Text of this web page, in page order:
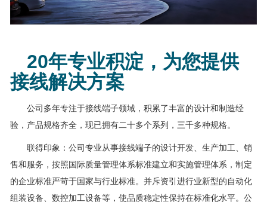
20年专业积淀，为您提供
接线解决方案
公司多年专注于接线端子领域，积累了丰富的设计和制造经
验，产品规格齐全，现已拥有二十多个系列，三千多种规格。
联得印象：公司专业从事接线端子的设计开发、生产加工、销
售和服务，按照国际质量管理体系标准建立和实施管理体系，制定
的企业标准严苛于国家与行业标准。并斥资引进行业新型的自动化
组装设备、数控加工设备等，使品质稳定性保持在标准化水平。公